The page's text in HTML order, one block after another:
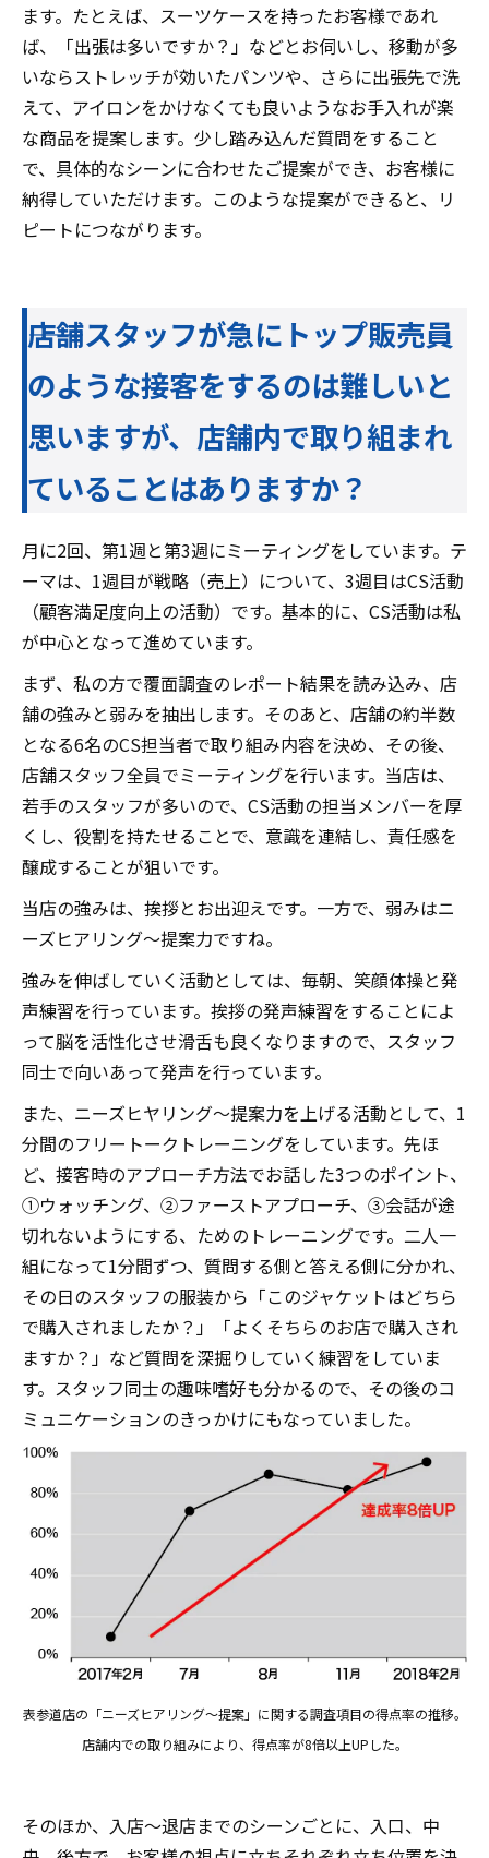
ます。たとえば、スーツケースを持ったお客様であれ
ば、「出張は多いですか？」などとお伺いし、移動が多
いならストレッチが効いたパンツや、さらに出張先で洗
えて、アイロンをかけなくても良いようなお手入れが楽
な商品を提案します。少し踏み込んだ質問をすること
で、具体的なシーンに合わせたご提案ができ、お客様に
納得していただけます。このような提案ができると、リ
ピートにつながります。
――店舗スタッフが急にトップ販売員
のような接客をするのは難しいと
思いますが、店舗内で取り組まれ
ていることはありますか？
月に2回、第1週と第3週にミーティングをしています。テ
ーマは、1週目が戦略（売上）について、3週目はCS活動
（顧客満足度向上の活動）です。基本的に、CS活動は私
が中心となって進めています。
まず、私の方で覆面調査のレポート結果を読み込み、店
舗の強みと弱みを抽出します。そのあと、店舗の約半数
となる6名のCS担当者で取り組み内容を決め、その後、
店舗スタッフ全員でミーティングを行います。当店は、
若手のスタッフが多いので、CS活動の担当メンバーを厚
くし、役割を持たせることで、意識を連結し、責任感を
醸成することが狙いです。
当店の強みは、挨拶とお出迎えです。一方で、弱みはニ
ーズヒアリング～提案力ですね。
強みを伸ばしていく活動としては、毎朝、笑顔体操と発
声練習を行っています。挨拶の発声練習をすることによ
って脳を活性化させ滑舌も良くなりますので、スタッフ
同士で向いあって発声を行っています。
また、ニーズヒヤリング～提案力を上げる活動として、1
分間のフリートークトレーニングをしています。先ほ
ど、接客時のアプローチ方法でお話した3つのポイント、
①ウォッチング、②ファーストアプローチ、③会話が途
切れないようにする、ためのトレーニングです。二人一
組になって1分間ずつ、質問する側と答える側に分かれ、
その日のスタッフの服装から「このジャケットはどちら
で購入されましたか？」「よくそちらのお店で購入され
ますか？」など質問を深掘りしていく練習をしていま
す。スタッフ同士の趣味嗜好も分かるので、その後のコ
ミュニケーションのきっかけにもなっていました。
表参道店の「ニーズヒアリング～提案」に関する調査項目の得点率の推移。
店舗内での取り組みにより、得点率が8倍以上UPした。
そのほか、入店～退店までのシーンごとに、入口、中